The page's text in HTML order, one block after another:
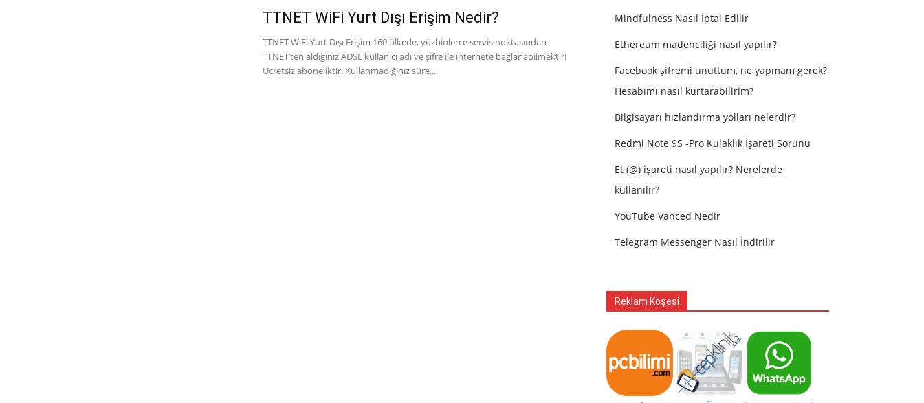
TTNET WiFi Yurt Dışı Erişim Nedir?
TTNET WiFi Yurt Dışı Erişim 160 ülkede, yüzbinlerce servis noktasından
TTNET’ten aldığınız ADSL kullanıcı adı ve şifre ile internete bağlanabilmektir!
Ücretsiz aboneliktir. Kullanmadığınız süre...
Mindfulness Nasıl İptal Edilir
Ethereum madenciliği nasıl yapılır?
Facebook şifremi unuttum, ne yapmam gerek?
Hesabımı nasıl kurtarabilirim?
Bilgisayarı hızlandırma yolları nelerdir?
Redmi Note 9S -Pro Kulaklık İşareti Sorunu
Et (@) işareti nasıl yapılır? Nerelerde
kullanılır?
YouTube Vanced Nedir
Telegram Messenger Nasıl İndirilir
Reklam Köşesi